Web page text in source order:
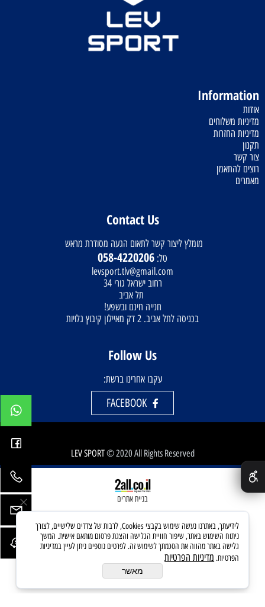
Information
אודות
מדיניות משלוחים
מדיניות החזרות
תקנון
צור קשר
רוצים להתאמן
מאמרים
Contact Us
מומלץ ליצור קשר לתאום הגעה מסודרת מראש
טל: 058-4220206
levsport.tlv@gmail.com
רחוב ישראל גורי 34
תל אביב
חנייה חינם ובשפע!
בכניסה לתל אביב. 2 דק מאיילון קיבוץ גלויות
Follow Us
עקבו אחרינו ברשת:
FACEBOOK
LEV SPORT© 2020 All Rights Reserved
בניית אתרים
לידיעתך, באתרנו נעשה שימוש בקבצי Cookies, לרבות של צדדים שלישיים, לצורך
ניתוח השימוש באתר, שיפור חוויית הגלישה והצגת פרסום מותאם אישית. המשך
גלישה באתר מהווה את הסכמתך לשימוש זה. לפרטים נוספים ניתן לעיין במדיניות
הפרטיות. מדיניות הפרטיות
מאשר